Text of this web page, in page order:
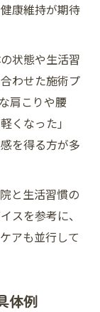
康維持が期待
状態や生活習
わせた施術プ
肩こりや腰
くなった」
を得る方が多
と生活習慣の
スを参考に、
アも並行して
体例